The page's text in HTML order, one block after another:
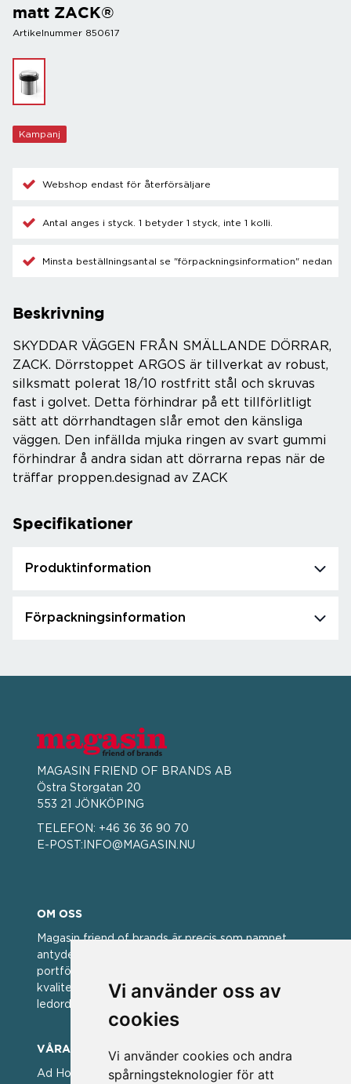
Vi använder oss av
cookies
Vi använder cookies och andra
spårningsteknologier för att
matt ZACK®
Artikelnummer 850617
Kampanj
Webshop endast för återförsäljare
Antal anges i styck. 1 betyder 1 styck, inte 1 kolli.
Minsta beställningsantal se "förpackningsinformation" nedan
Beskrivning
SKYDDAR VÄGGEN FRÅN SMÄLLANDE DÖRRAR,
ZACK. Dörrstoppet ARGOS är tillverkat av robust,
silksmatt polerat 18/10 rostfritt stål och skruvas
fast i golvet. Detta förhindrar på ett tillförlitligt
sätt att dörrhandtagen slår emot den känsliga
väggen. Den infällda mjuka ringen av svart gummi
förhindrar å andra sidan att dörrarna repas när de
träffar proppen.designad av ZACK
Specifikationer
Produktinformation
Förpackningsinformation
MAGASIN FRIEND OF BRANDS AB
Östra Storgatan 20
553 21 JÖNKÖPING
TELEFON: +46 36 36 90 70
E-POST: INFO@MAGASIN.NU
OM OSS
Magasin friend of brands är precis som namnet
antyder; en vän av varumärken. Vi har idag en stor
portfölj med välkända varumärken med hög
kvalitet. För oss har kvalitet alltid varit ett av
ledorden och som styrt vår verksamhet.
VÅRA VARUMÄRKEN
Ad Hoc ▪ Bialetti ▪ Cole & Mason ▪ Caps Me ▪